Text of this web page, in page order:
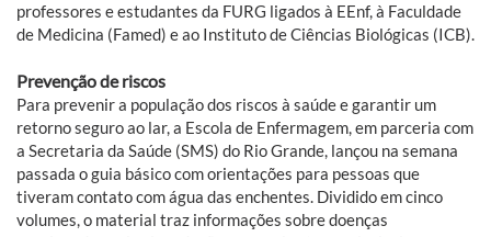
professores e estudantes da FURG ligados à EEnf, à Faculdade
de Medicina (Famed) e ao Instituto de Ciências Biológicas (ICB).
Prevenção de riscos
Para prevenir a população dos riscos à saúde e garantir um
retorno seguro ao lar, a Escola de Enfermagem, em parceria com
a Secretaria da Saúde (SMS) do Rio Grande, lançou na semana
passada o guia básico com orientações para pessoas que
tiveram contato com água das enchentes. Dividido em cinco
volumes, o material traz informações sobre doenças